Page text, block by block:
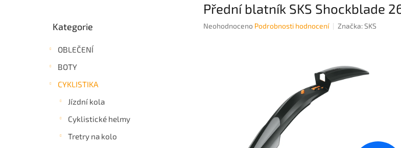
kategorie
Kategorie
OBLEČENÍ
BOTY
CYKLISTIKA
Jízdní kola
Cyklistické helmy
Tretry na kolo
Přední blatník SKS Shockblade
Průměrné
Neohodnoceno Podrobnosti hodnocení Značka:SKS